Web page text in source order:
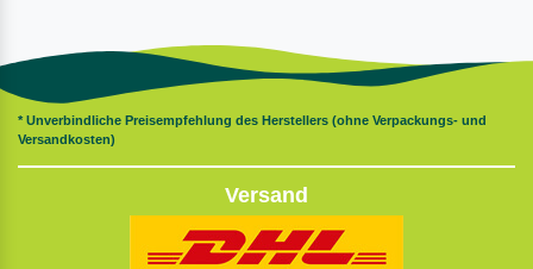
* Unverbindliche Preisempfehlung des Herstellers (ohne Verpackungs- und
Versandkosten)
Versand